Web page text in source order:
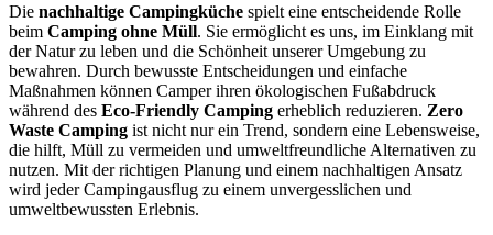
Die nachhaltige Campingküche spielt eine entscheidende Rolle
beim Camping ohne Müll. Sie ermöglicht es uns, im Einklang mit
der Natur zu leben und die Schönheit unserer Umgebung zu
bewahren. Durch bewusste Entscheidungen und einfache
Maßnahmen können Camper ihren ökologischen Fußabdruck
während des Eco-Friendly Camping erheblich reduzieren. Zero
Waste Camping ist nicht nur ein Trend, sondern eine Lebensweise,
die hilft, Müll zu vermeiden und umweltfreundliche Alternativen zu
nutzen. Mit der richtigen Planung und einem nachhaltigen Ansatz
wird jeder Campingausflug zu einem unvergesslichen und
umweltbewussten Erlebnis.